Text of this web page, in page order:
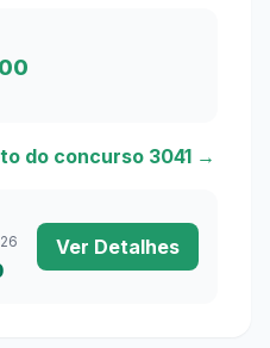
do concurso 3041 →
Ver Detalhes